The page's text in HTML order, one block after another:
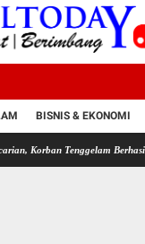
BISNIS & EKONOMI
Tenggelam Berhasil Ditemukan